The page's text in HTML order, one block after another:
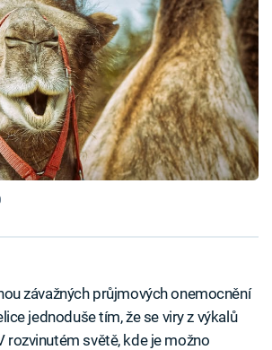
závažných průjmových onemocnění
jednoduše tím, že se viry z výkalů
rozvinutém světě, kde je možno